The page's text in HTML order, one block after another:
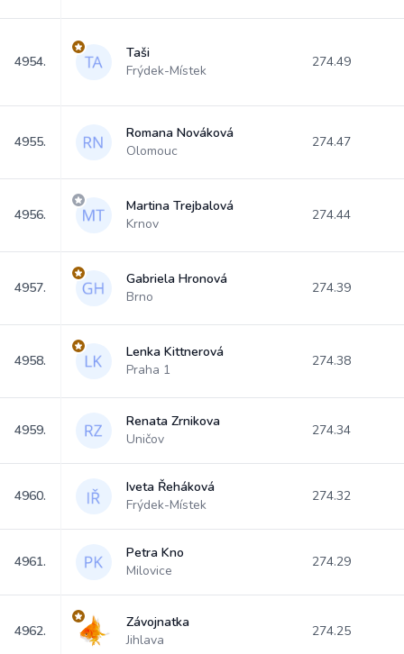
4954.
Taši
Frýdek-Místek
274.49
4955.
Romana Nováková
Olomouc
274.47
4956.
Martina Trejbalová
Krnov
274.44
4957.
Gabriela Hronová
Brno
274.39
4958.
Lenka Kittnerová
Praha 1
274.38
4959.
Renata Zrnikova
Uničov
274.34
4960.
Iveta Řeháková
Frýdek-Místek
274.32
4961.
Petra Kno
Milovice
274.29
4962.
Závojnatka
Jihlava
274.25